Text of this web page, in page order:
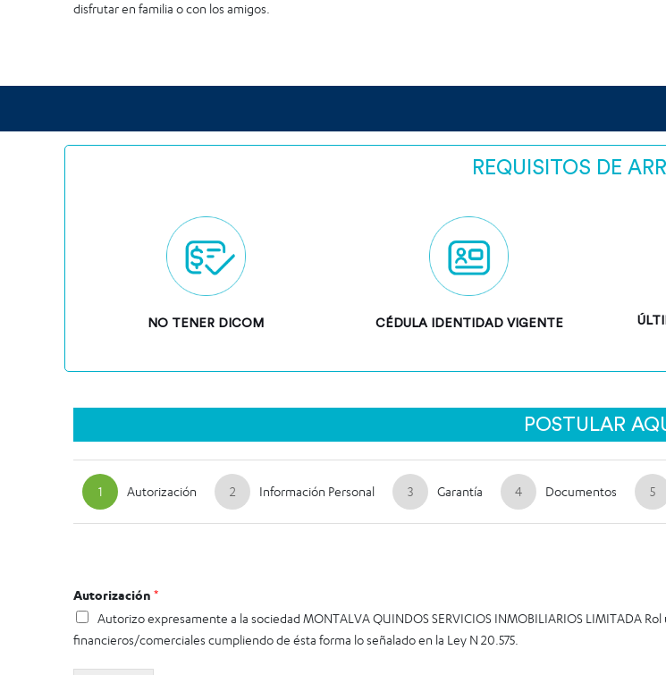
disfrutar en familia o con los amigos.
REQUISITOS DE
NO TENER DICOM CÉDULA IDENTIDAD VIGENTE
POSTULAR
1 Autorización 2 Información Personal 3 Garantía 4 Documentos 5
Autorización *
Autorizo expresamente a la sociedad MONTALVA QUINDOS SERVICIOS INMOBILIARIOS LIMITADA
financieros/comerciales cumpliendo de ésta forma lo señalado en la Ley N 20.575.